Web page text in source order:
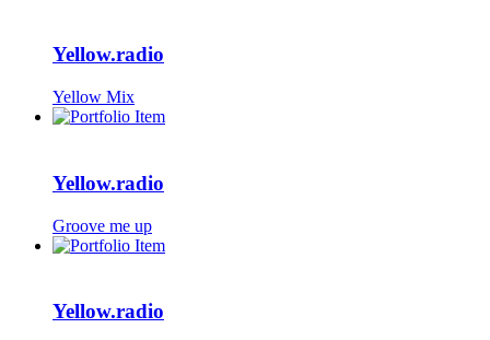
Yellow.radio
Yellow Mix
Yellow.radio
Groove me up
Yellow.radio